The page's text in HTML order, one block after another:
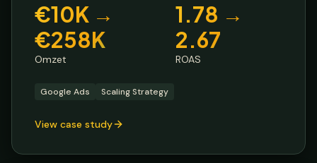
van 1.78 bleef de omzet steken op €10K. Ze
hadden de ambitie om te schalen, maar misten
de campagnestructuur om dit te realiseren.
€10K →
€258K
Omzet
1.78 →
2.67
ROAS
Google Ads Scaling Strategy
View case study
E-commerce Brand